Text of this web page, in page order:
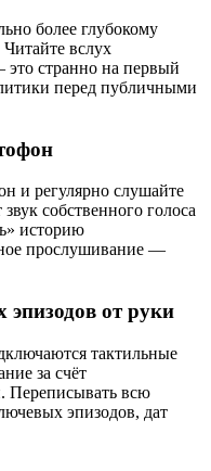
более глубокому
вслух
это странно на первый
перед публичными
и регулярно слушайте
собственного голоса
историю
прослушивание —
от руки
тактильные
за счёт
Переписывать всю
эпизодов, дат